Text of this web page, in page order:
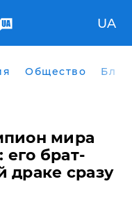
UA
Общество
мира
брат-
драке сразу